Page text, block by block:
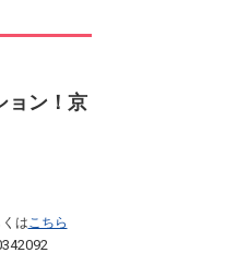
ョン！京
はこちら